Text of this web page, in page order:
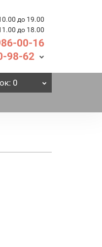
до 19.00
до 18.00
00-16
98-62
: 0